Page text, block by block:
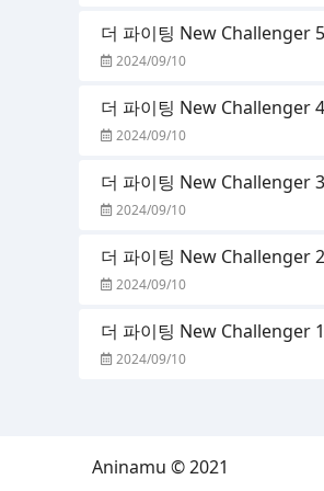
더 파이팅 New Challenger
2024/09/10
더 파이팅 New Challenger
2024/09/10
더 파이팅 New Challenger
2024/09/10
더 파이팅 New Challenger
2024/09/10
더 파이팅 New Challenger
2024/09/10
Aninamu © 2021